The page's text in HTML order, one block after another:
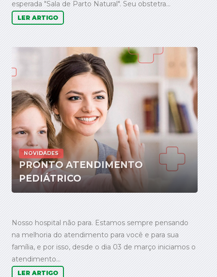
esperada "Sala de Parto Natural". Seu obstetra...
LER ARTIGO
NOVIDADES
PRONTO ATENDIMENTO
PEDIÁTRICO
Nosso hospital não para. Estamos sempre pensando
na melhoria do atendimento para você e para sua
família, e por isso, desde o dia 03 de março iniciamos o
atendimento...
LER ARTIGO